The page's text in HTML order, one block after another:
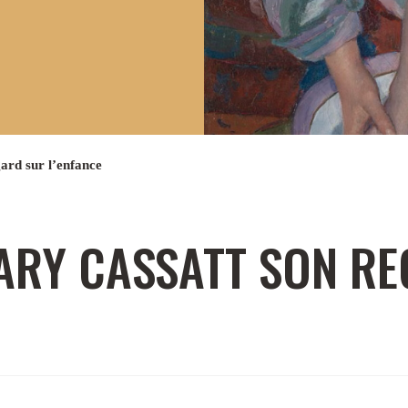
sur l’enfance
CASSATT SON